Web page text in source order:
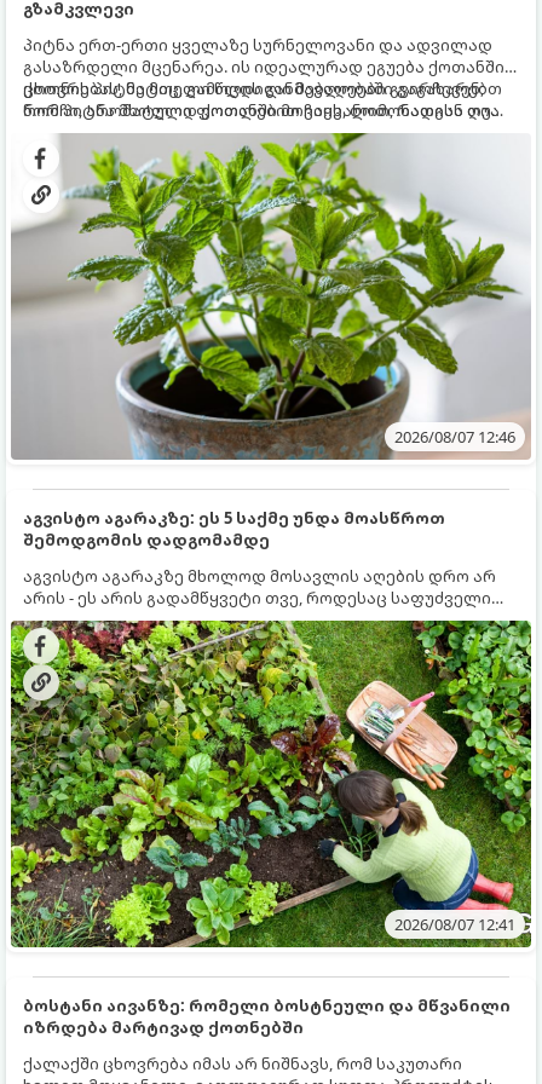
გზამკვლევი
პიტნა ერთ-ერთი ყველაზე სურნელოვანი და ადვილად
გასაზრდელი მცენარეა. ის იდეალურად ეგუება ქოთანში
ცხოვრებას, მეტიც, გამოცდილი მებაღეები გვირჩევენ,
რომ პიტნა მხოლოდ ქოთანში მოვიყვანოთ, რადგან ღია
გრუნტში (ბაღში) დარგვისას ის ფესვებით ძალიან
სწრაფად ვრცელდება და სხვა მცენარეებს ავიწროებს.
ქოთნის პიტნა მთელი წლის განმავლობაში გაგახარებთ
ნორჩი, არომატული ფოთლებით ჩაის, ლიმონათისა თუ
კერძებისთვის.
2026/08/07 12:46
აგვისტო აგარაკზე: ეს 5 საქმე უნდა მოასწროთ
შემოდგომის დადგომამდე
აგვისტო აგარაკზე მხოლოდ მოსავლის აღების დრო არ
არის - ეს არის გადამწყვეტი თვე, როდესაც საფუძველი
ეყრება მომავალი წლის მოსავალს და ბაღი მზადდება
შემოდგომა-ზამთრის სეზონისთვის. იმისათვის, რომ
ნიადაგმა ენერგია აღიდგინოს, ხოლო მცენარეებმა
ზამთარს გაუძლონ, აგვისტოს ბოლომდე 5
მნიშვნელოვანი საქმის გაკეთება უნდა მოასწროთ:
2026/08/07 12:41
ბოსტანი აივანზე: რომელი ბოსტნეული და მწვანილი
იზრდება მარტივად ქოთნებში
ქალაქში ცხოვრება იმას არ ნიშნავს, რომ საკუთარი